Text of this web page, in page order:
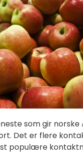
som gir
Det er flere
populære